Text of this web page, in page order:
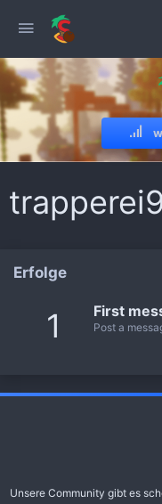
Erfolge
1 First
Post a
Unsere Community gibt es